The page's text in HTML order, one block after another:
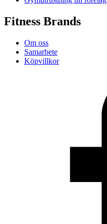
Fitness Brands
Om oss
Samarbete
Köpvillkor